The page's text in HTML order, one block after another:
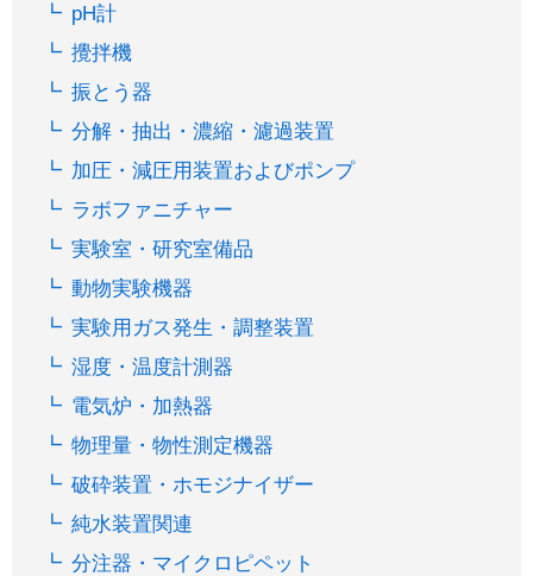
pH計
攪拌機
振とう器
分解・抽出・濃縮・濾過装置
加圧・減圧用装置およびポンプ
ラボファニチャー
実験室・研究室備品
動物実験機器
実験用ガス発生・調整装置
湿度・温度計測器
電気炉・加熱器
物理量・物性測定機器
破砕装置・ホモジナイザー
純水装置関連
分注器・マイクロピペット